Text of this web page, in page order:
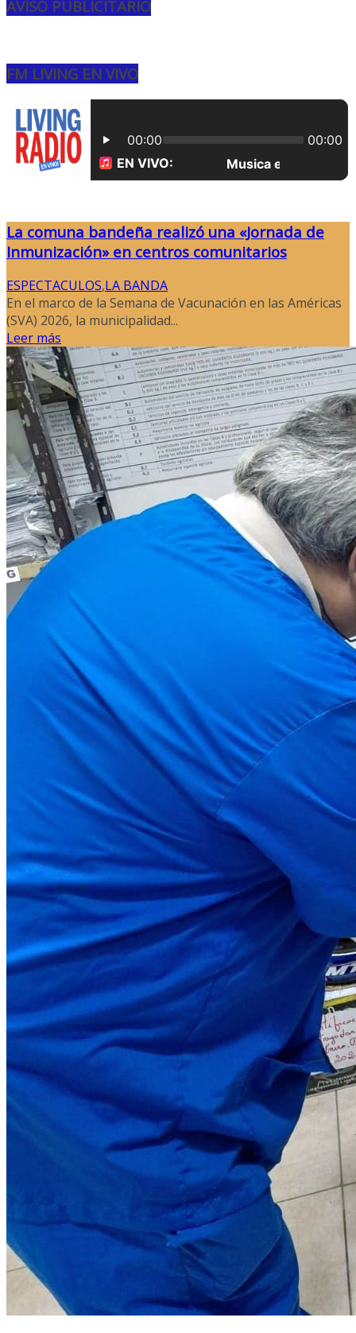
AVISO PUBLICITARIO
FM LIVING EN VIVO
La comuna bandeña realizó una «Jornada de
Inmunización» en centros comunitarios
ESPECTACULOS,LA BANDA
En el marco de la Semana de Vacunación en las Américas
(SVA) 2026, la municipalidad...
Leer más